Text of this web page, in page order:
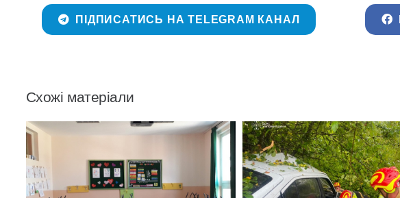
ПІДПИСАТИСЬ НА TELEGRAM КАНАЛ
Схожі матеріали